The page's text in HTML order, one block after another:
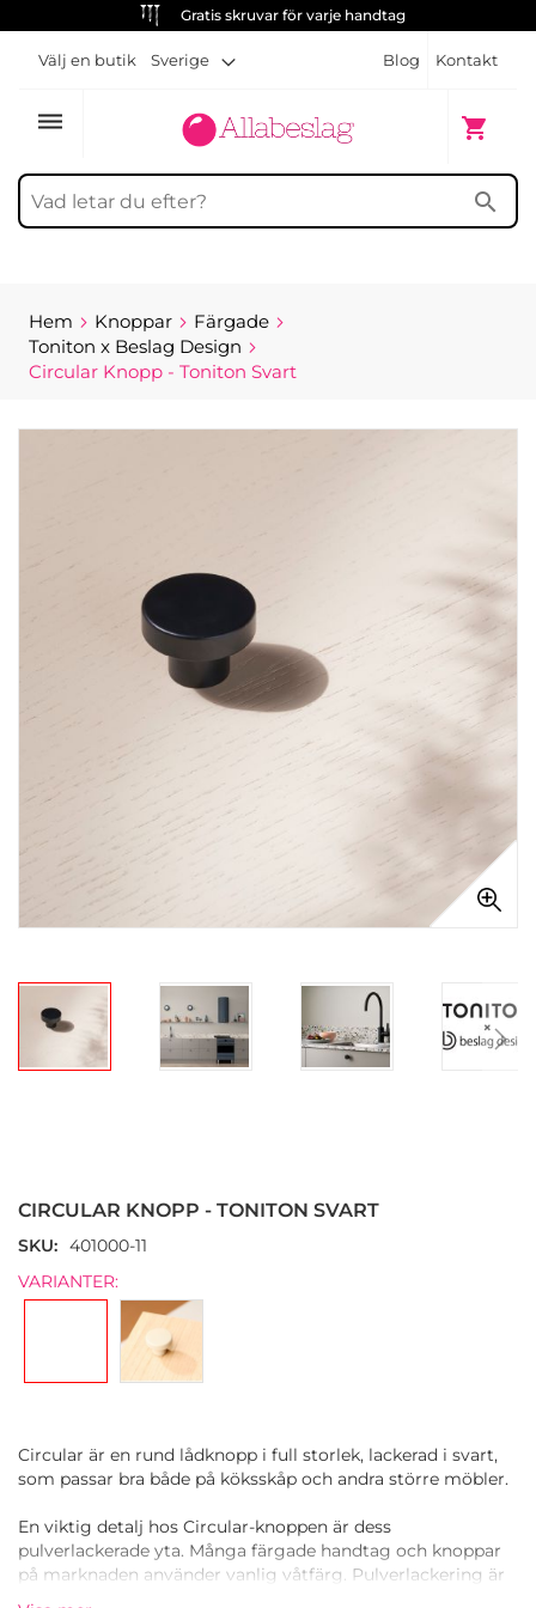
Gratis skruvar för varje handtag
Blog Kontakt
Välj en butik Sverige
dehaze shopping_cart
Min
search
Hem Knoppar
Färgade
Toniton x Beslag Design
Circular Knopp - Toniton Svart
av
bildgalleriet
CIRCULAR KNOPP - TONITON SVART
SKU
401000-11
VARIANTER:
Circular är en rund lådknopp i full storlek, lackerad i svart,
som passar bra både på köksskåp och andra större möbler.
En viktig detalj hos Circular-knoppen är dess
pulverlackerade yta. Många färgade handtag och knoppar
på marknaden använder vanlig våtfärg. Pulverlackering är
däremot mycket mer hållbart och håller under hela kökets